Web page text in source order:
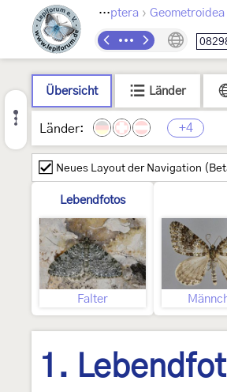
Lepidoptera › Geometroidea
Übersicht Länder
Länder: +4
Neues Layout der Navigation
Lebendfotos
Falter
1.